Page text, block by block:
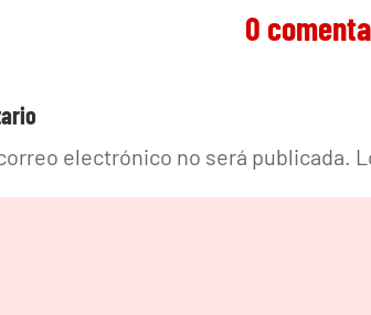
0
electrónico no será publicada.